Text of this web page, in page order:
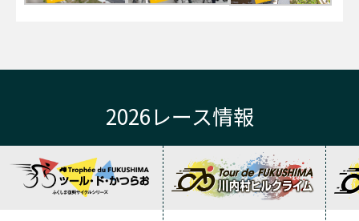
2026レース情報